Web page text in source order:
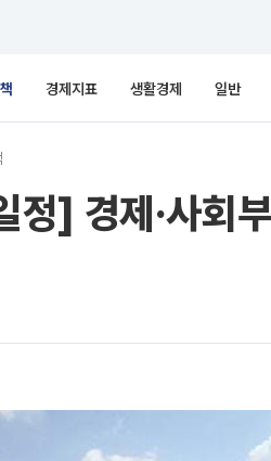
경제지표 생활경제 일반
정] 경제·사